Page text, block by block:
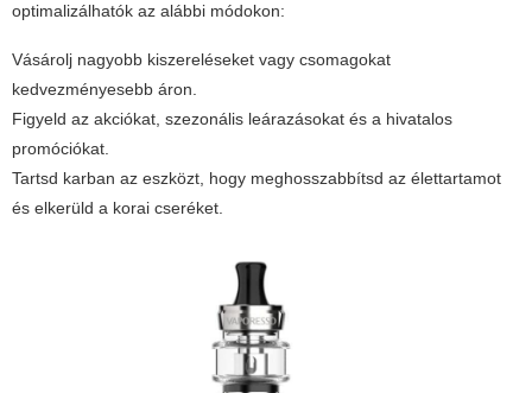
optimalizálhatók az alábbi módokon:
Vásárolj nagyobb kiszereléseket vagy csomagokat
kedvezményesebb áron.
Figyeld az akciókat, szezonális leárazásokat és a hivatalos
promóciókat.
Tartsd karban az eszközt, hogy meghosszabbítsd az élettartamot
és elkerüld a korai cseréket.